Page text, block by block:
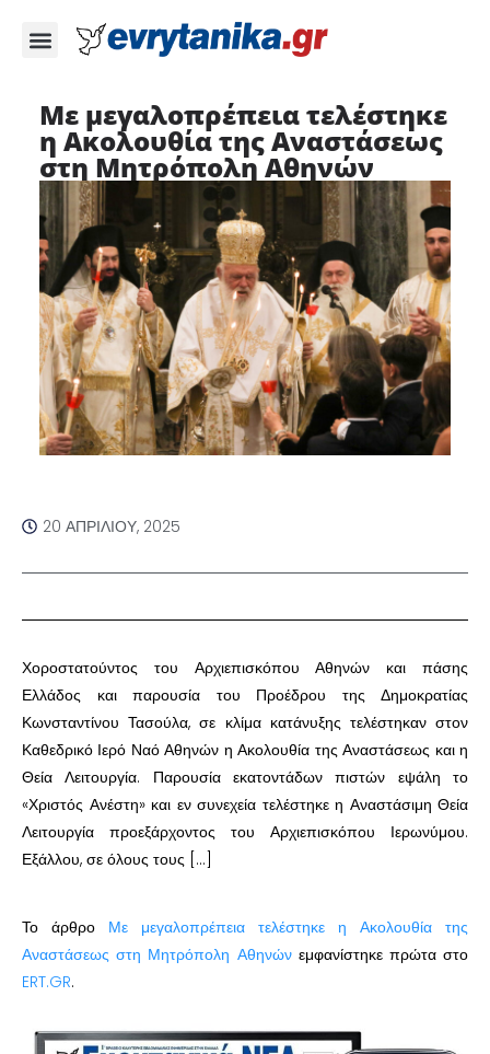
Με μεγαλοπρέπεια τελέστηκε
η Ακολουθία της Αναστάσεως
στη Μητρόπολη Αθηνών
20 ΑΠΡΙΛΊΟΥ, 2025
Χοροστατούντος του Αρχιεπισκόπου Αθηνών και πάσης
Ελλάδος και παρουσία του Προέδρου της Δημοκρατίας
Κωνσταντίνου Τασούλα, σε κλίμα κατάνυξης τελέστηκαν στον
Καθεδρικό Ιερό Ναό Αθηνών η Ακολουθία της Αναστάσεως και η
Θεία Λειτουργία. Παρουσία εκατοντάδων πιστών εψάλη το
«Χριστός Ανέστη» και εν συνεχεία τελέστηκε η Αναστάσιμη Θεία
Λειτουργία προεξάρχοντος του Αρχιεπισκόπου Ιερωνύμου.
Εξάλλου, σε όλους τους […]
Το άρθρο Με μεγαλοπρέπεια τελέστηκε η Ακολουθία της
Αναστάσεως στη Μητρόπολη Αθηνώνεμφανίστηκε πρώτα στο
ERT.GR.